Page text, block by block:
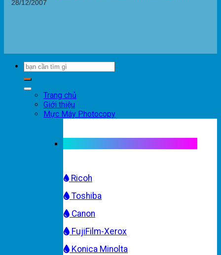
28/12/2007
Trang chủ
Giới thiệu
Mực Máy Photocopy
Ricoh
Toshiba
Canon
FujiFilm-Xerox
Konica Minolta